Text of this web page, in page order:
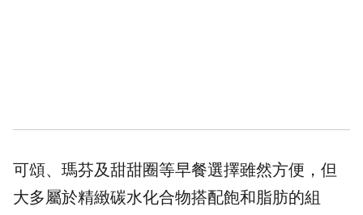
可頌、瑪芬及甜甜圈等早餐選擇雖然方便，但
大多屬於精緻碳水化合物搭配飽和脂肪的組